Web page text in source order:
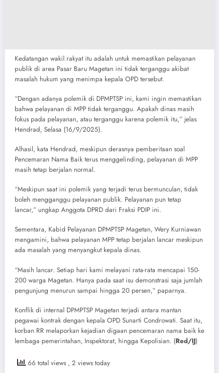
Kedatangan wakil rakyat itu adalah untuk memastikan pelayanan
publik di area Pasar Baru Magetan ini tidak terganggu akibat
masalah hukum yang menimpa kepala OPD tersebut.
“Dengan adanya polemik di DPMPTSP ini, kami ingin memastikan
bahwa pelayanan di MPP tidak terganggu. Apakah dinas masih
fokus pada pelayanan, atau terganggu karena polemik itu,” jelas
Hendrad, Selasa (16/9/2025).
Alhasil, kata Hendrad, meskipun derasnya pemberitaan soal
Pencemaran Nama Baik terus menggelinding, pelayanan di MPP
masih tetap berjalan normal.
“Meskipun saat ini polemik yang terjadi terus bermunculan, tidak
boleh mengganggu pelayanan publik. Pelayanan pun tetap
lancar,” ungkap Anggota DPRD dari Fraksi PDIP ini.
Sementara, Kabid Pelayanan DPMPTSP Magetan, Wery Kurniawan
mengamini, bahwa pelayanan MPP tetap berjalan lancar meskipun
ada masalah yang menyangkut kepala dinas.
“Masih lancar. Setiap hari kami melayani rata-rata mencapai 150-
200 warga Magetan. Hanya pada saat isu demonstrasi saja jumlah
pengunjung menurun sampai hingga 20 persen,” paparnya.
Konflik di internal DPMPTSP Magetan terjadi antara mantan
pegawai kontrak dengan kepala OPD Sunarti Condrowati. Saat itu,
korban RR melaporkan kejadian digaan pencemaran nama baik ke
lembaga pemerintahan, Inspektorat, hingga Kepolisian. (Red/IJ)
66 total views , 2 views today